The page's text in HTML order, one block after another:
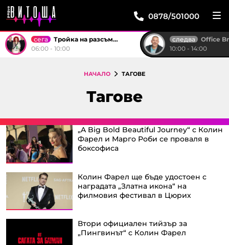
0878/501000
сега
Тройка на разсъмване
06:00 - 10:00
следва
Office
10:00 - 14:00
НАЧАЛО ТАГОВЕ
Тагове
„A Big Bold Beautiful Journey“ с Колин
Фарел и Марго Роби се проваля в
боксофиса
Колин Фарел ще бъде удостоен с
наградата „Златна икона“ на
филмовия фестивал в Цюрих
Втори официален тийзър за
„Пингвинът“ с Колин Фарел